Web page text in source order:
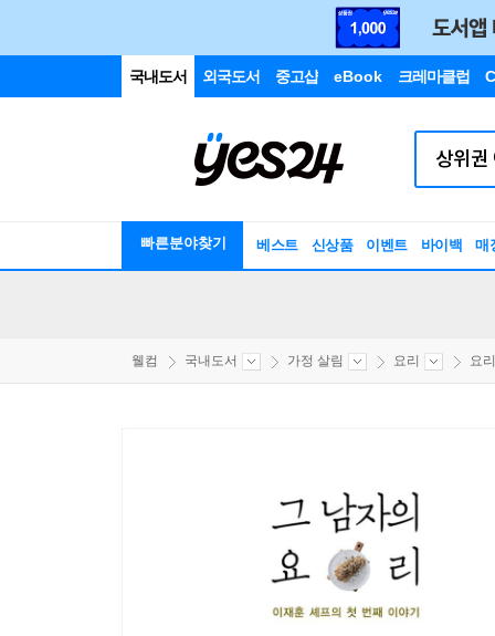
국내도서 외국도서 중고샵 eBook 크레마클럽
빠른분야찾기 베스트 신상품 이벤트 바이백 매
웰컴 국내도서 가정 살림 요리 요